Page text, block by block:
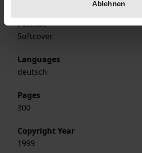
Ablehnen
Format
Softcover
Languages
deutsch
Pages
300
Copyright Year
1999